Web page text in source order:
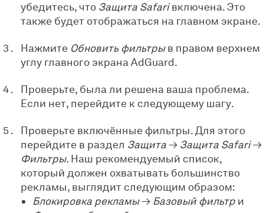
убедитесь, что Защита Safariвключена. Это
также будет отображаться на главном экране.
Нажмите Обновить фильтрыв правом верхнем
углу главного экрана AdGuard.
Проверьте, была ли решена ваша проблема.
Если нет, перейдите к следующему шагу.
Проверьте включённые фильтры. Для этого
перейдите в раздел Защита→ Защита Safari→
Фильтры. Наш рекомендуемый список,
который должен охватывать большинство
рекламы, выглядит следующим образом:
Блокировка рекламы→ Базовый фильтр и